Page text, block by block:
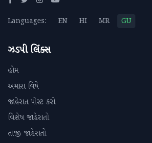
Languages: EN HI MR GU
ઝડપી લિંક્સ
હોમ
અમારા વિષે
જાહેરાત પોસ્ટ કરો
વિશેષ જાહેરાતો
તાજી જાહેરાતો